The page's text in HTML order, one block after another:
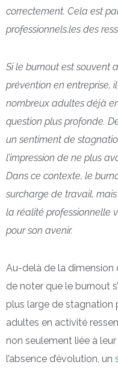
correctement. Cela est
professionnels.les des
Si le burnout est souvent
prévention en entreprise,
nombreux adultes déjà
question plus profonde.
un sentiment de
l’impression de ne plus
Dans ce contexte, le
surcharge de travail,
la réalité professionnelle
pour son avenir.
Au-delà de la
de noter que le burnout
plus large de stagnation
adultes en activité
non seulement liée à
l’absence d’évolution, un